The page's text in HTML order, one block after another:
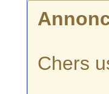
Chers